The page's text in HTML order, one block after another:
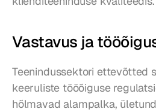
Vastavus ja
Teenindussektori ettevõtted
keeruliste tööõiguse
hõlmavad alampalka,